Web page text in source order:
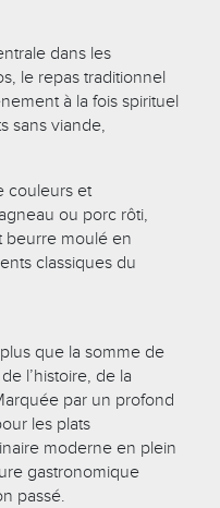
dans les
le repas traditionnel
à la fois spirituel
sans viande,
couleurs et
ou porc rôti,
beurre moulé en
classiques du
que la somme de
l’histoire, de la
par un profond
les plats
moderne en plein
gastronomique
passé.